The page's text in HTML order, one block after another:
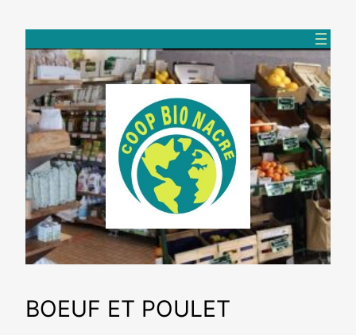
contenu
BOEUF ET POULET